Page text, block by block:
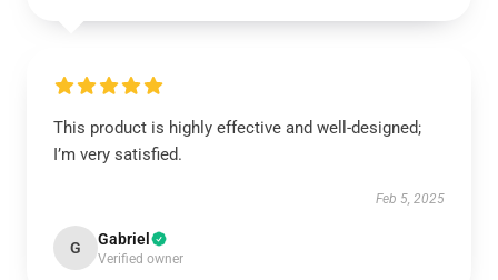
This product is highly effective and well-designed;
I’m very satisfied.
Feb 5, 2025
G Gabriel
Verified owner